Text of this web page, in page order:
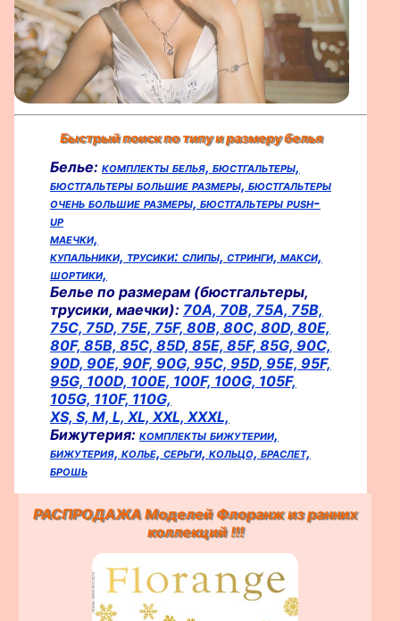
Быстрый поиск по типу и размеру белья
Белье: комплекты белья, бюстгальтеры,
бюстгальтеры большие размеры, бюстгальтеры
очень большие размеры, бюстгальтеры push-
up
маечки,
купальники, трусики: слипы, стринги, макси,
шортики,
Белье по размерам (бюстгальтеры,
трусики, маечки): 70A, 70B, 75A, 75B,
75C, 75D, 75E, 75F, 80B, 80C, 80D, 80E,
80F, 85B, 85C, 85D, 85E, 85F, 85G, 90C,
90D, 90E, 90F, 90G, 95C, 95D, 95E, 95F,
95G, 100D, 100E, 100F, 100G, 105F,
105G, 110F, 110G,
XS, S, M, L, XL, XXL, XXXL,
Бижутерия: комплекты бижутерии,
бижутерия, колье, серьги, кольцо, браслет,
брошь
РАСПРОДАЖА Моделей Флоранж из ранних
коллекций !!!